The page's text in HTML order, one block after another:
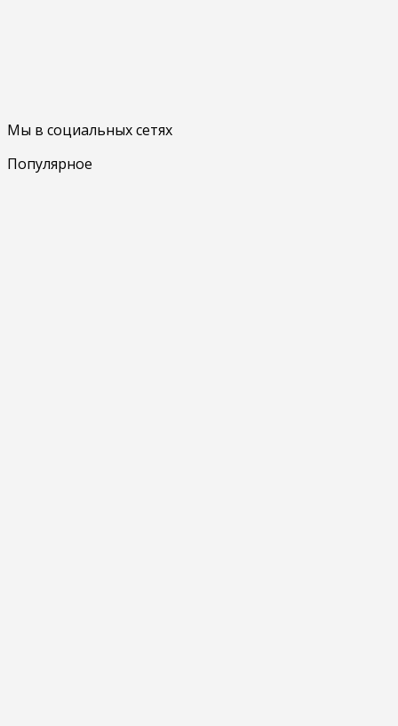
Мы в социальных сетях
Популярное